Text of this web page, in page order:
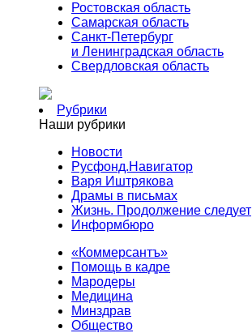
Ростовская область
Самарская область
Санкт-Петербург
и Ленинградская область
Свердловская область
Рубрики
Наши рубрики
Новости
Русфонд.Навигатор
Варя Иштрякова
Драмы в письмах
Жизнь. Продолжение следует
Информбюро
«Коммерсантъ»
Помощь в кадре
Мародеры
Медицина
Минздрав
Общество